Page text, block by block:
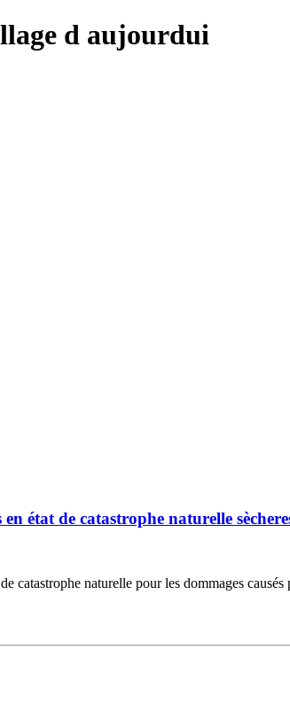
d aujourdui
état de catastrophe naturelle
catastrophe naturelle pour les dommages